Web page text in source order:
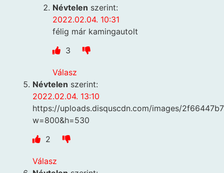
Névtelen szerint:
2022.02.04. 10:31
félig már kamingautolt
3
Válasz
Névtelen szerint:
2022.02.04. 13:10
https://uploads.disquscdn.com/images/
w=800&h=530
2
Válasz